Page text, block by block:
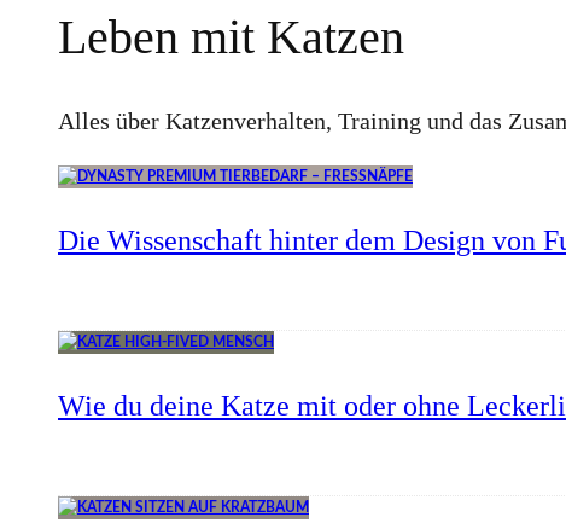
Leben mit Katzen
Alles über Katzenverhalten, Training und das
Die Wissenschaft hinter dem Design von
Wie du deine Katze mit oder ohne